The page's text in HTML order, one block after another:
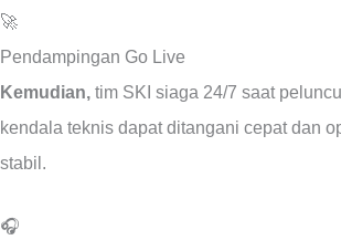
🚀
Pendampingan Go Live
Kemudian, tim SKI siaga 24/7 saat
kendala teknis dapat ditangani cepat dan
stabil.
🎧